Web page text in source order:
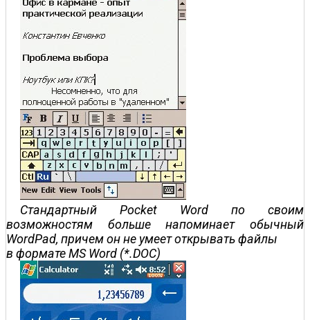
Стандартный Pocket Word по своим
возможностям больше напоминает обычный
WordPad, причем он не умеет открывать файлы
в формате MS Word (*.DOC)